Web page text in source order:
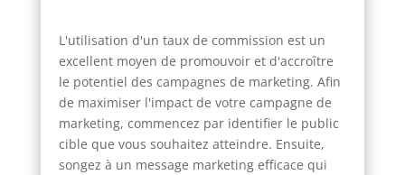
L'utilisation d'un taux de commission est un
excellent moyen de promouvoir et d'accroître
le potentiel des campagnes de marketing. Afin
de maximiser l'impact de votre campagne de
marketing, commencez par identifier le public
cible que vous souhaitez atteindre. Ensuite,
songez à un message marketing efficace qui